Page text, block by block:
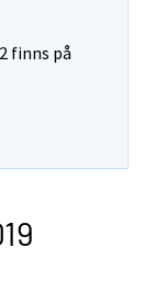
finns på